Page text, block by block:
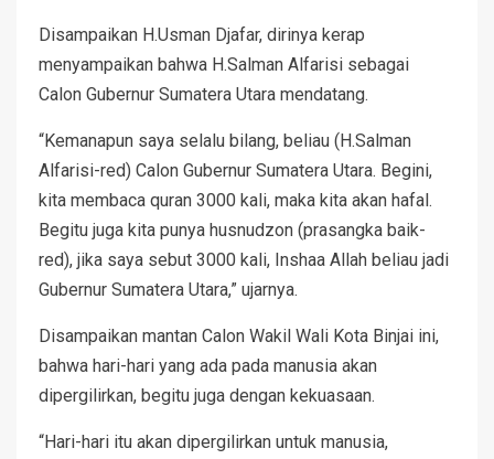
Disampaikan H.Usman Djafar, dirinya kerap
menyampaikan bahwa H.Salman Alfarisi sebagai
Calon Gubernur Sumatera Utara mendatang.
“Kemanapun saya selalu bilang, beliau (H.Salman
Alfarisi-red) Calon Gubernur Sumatera Utara. Begini,
kita membaca quran 3000 kali, maka kita akan hafal.
Begitu juga kita punya husnudzon (prasangka baik-
red), jika saya sebut 3000 kali, Inshaa Allah beliau jadi
Gubernur Sumatera Utara,” ujarnya.
Disampaikan mantan Calon Wakil Wali Kota Binjai ini,
bahwa hari-hari yang ada pada manusia akan
dipergilirkan, begitu juga dengan kekuasaan.
“Hari-hari itu akan dipergilirkan untuk manusia,